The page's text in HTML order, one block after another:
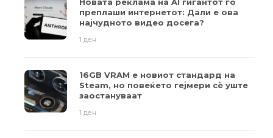
преплаши интернетот: Дали е ова
најчудното видео досега?
1 ден
16GB VRAM е новиот стандард на
Steam, но повеќето гејмери ​​сè уште
заостануваат
1 ден